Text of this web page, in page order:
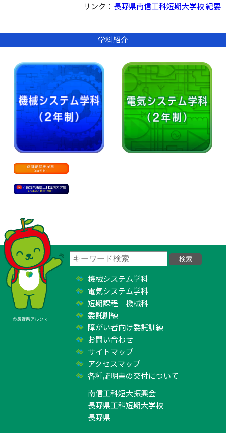
リンク： 長野県南信工科短期大学校 紀要
学科紹介
機械システム学科
電気システム学科
短期課程 機械科
委託訓練
障がい者向け委託訓練
お問い合わせ
サイトマップ
アクセスマップ
各種証明書の交付について
南信工科短大振興会
長野県工科短期大学校
長野県